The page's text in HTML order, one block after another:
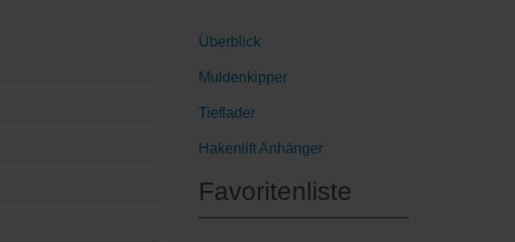
Überblick
Muldenkipper
Tieflader
Hakenlift Anhänger
Favoritenliste